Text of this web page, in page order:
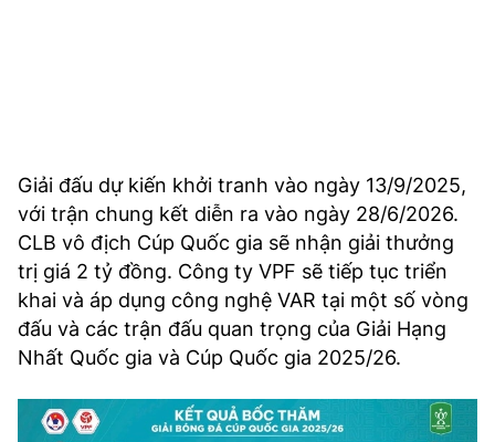
Giải đấu dự kiến khởi tranh vào ngày 13/9/2025,
với trận chung kết diễn ra vào ngày 28/6/2026.
CLB vô địch Cúp Quốc gia sẽ nhận giải thưởng
trị giá 2 tỷ đồng. Công ty VPF sẽ tiếp tục triển
khai và áp dụng công nghệ VAR tại một số vòng
đấu và các trận đấu quan trọng của Giải Hạng
Nhất Quốc gia và Cúp Quốc gia 2025/26.